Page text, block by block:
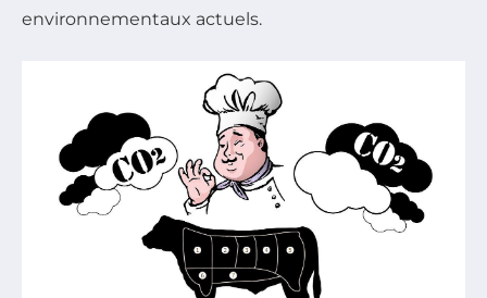
environnementaux actuels.